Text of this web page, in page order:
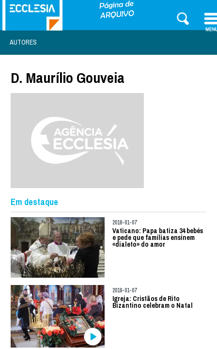
AUTORES
D. Maurílio Gouveia
Em destaque
2018-01-07
Vaticano: Papa batiza 34 bebés
e pede que famílias ensinem
«dialeto» do amor
2018-01-07
Igreja: Cristãos de Rito
Bizantino celebram o Natal